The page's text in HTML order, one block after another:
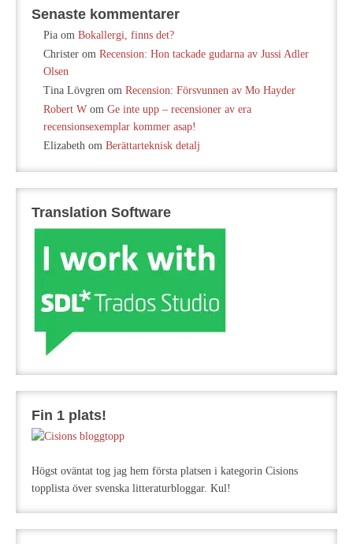
Senaste kommentarer
Pia om Bokallergi, finns det?
Christer om Recension: Hon tackade gudarna av Jussi Adler
Olsen
Tina Lövgren om Recension: Försvunnen av Mo Hayder
Robert W om Ge inte upp – recensioner av era
recensionsexemplar kommer asap!
Elizabeth om Berättarteknisk detalj
Translation Software
Fin 1 plats!
Högst oväntat tog jag hem första platsen i kategorin Cisions
topplista över svenska litteraturbloggar. Kul!